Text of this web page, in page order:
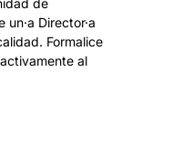
Director·a
Formalice
al